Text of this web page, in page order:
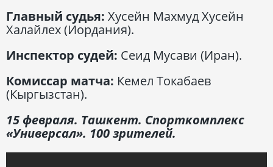
Главный судья: Хусейн Махмуд Хусейн
Халайлех (Иордания).
Инспектор судей: Сеид Мусави (Иран).
Комиссар матча: Кемел Токабаев
(Кыргызстан).
15 февраля. Ташкент. Спорткомплекс
«Универсал». 100 зрителей.